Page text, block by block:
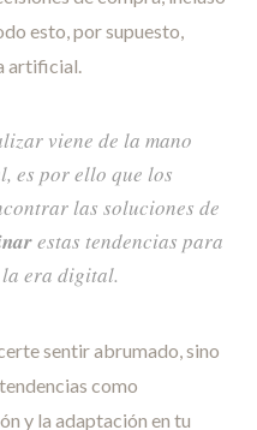
esto, por supuesto,
artificial.
viene de la mano
es por ello que los
las soluciones de
estas tendencias para
era digital.
sentir abrumado, sino
como
y la adaptación en tu